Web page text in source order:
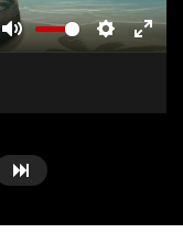
MUTE SETTINGS